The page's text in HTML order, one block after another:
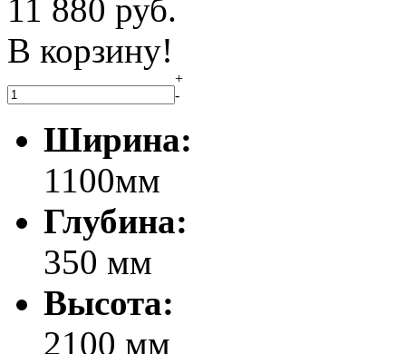
11 880 руб.
В корзину!
+
-
Ширина:
1100мм
Глубина:
350 мм
Высота:
2100 мм